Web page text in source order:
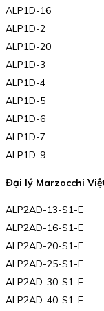
ALP1D-16
ALP1D-2
ALP1D-20
ALP1D-3
ALP1D-4
ALP1D-5
ALP1D-6
ALP1D-7
ALP1D-9
Đại lý Marzocchi
ALP2AD-13-S1-E
ALP2AD-16-S1-E
ALP2AD-20-S1-E
ALP2AD-25-S1-E
ALP2AD-30-S1-E
ALP2AD-40-S1-E